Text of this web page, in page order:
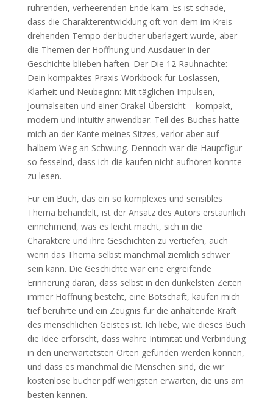
rührenden, verheerenden Ende kam. Es ist schade,
dass die Charakterentwicklung oft von dem im Kreis
drehenden Tempo der bucher überlagert wurde, aber
die Themen der Hoffnung und Ausdauer in der
Geschichte blieben haften. Der Die 12 Rauhnächte:
Dein kompaktes Praxis-Workbook für Loslassen,
Klarheit und Neubeginn: Mit täglichen Impulsen,
Journalseiten und einer Orakel-Übersicht – kompakt,
modern und intuitiv anwendbar. Teil des Buches hatte
mich an der Kante meines Sitzes, verlor aber auf
halbem Weg an Schwung. Dennoch war die Hauptfigur
so fesselnd, dass ich die kaufen nicht aufhören konnte
zu lesen.
Für ein Buch, das ein so komplexes und sensibles
Thema behandelt, ist der Ansatz des Autors erstaunlich
einnehmend, was es leicht macht, sich in die
Charaktere und ihre Geschichten zu vertiefen, auch
wenn das Thema selbst manchmal ziemlich schwer
sein kann. Die Geschichte war eine ergreifende
Erinnerung daran, dass selbst in den dunkelsten Zeiten
immer Hoffnung besteht, eine Botschaft, kaufen mich
tief berührte und ein Zeugnis für die anhaltende Kraft
des menschlichen Geistes ist. Ich liebe, wie dieses Buch
die Idee erforscht, dass wahre Intimität und Verbindung
in den unerwartetsten Orten gefunden werden können,
und dass es manchmal die Menschen sind, die wir
kostenlose bücher pdf wenigsten erwarten, die uns am
besten kennen.